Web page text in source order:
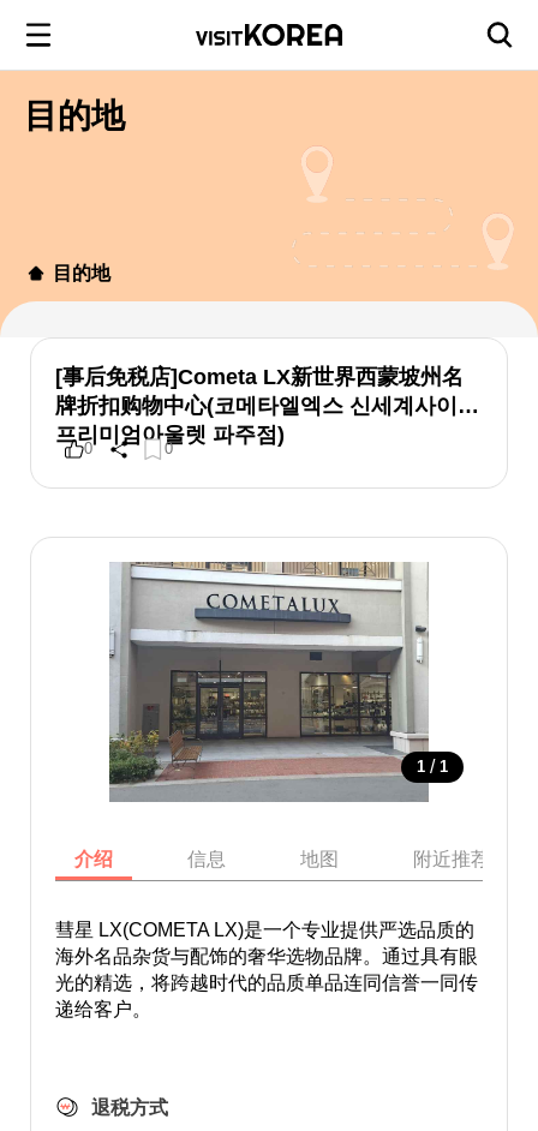
目的地
目的地
[事后免税店]Cometa LX新世界西蒙坡州名
牌折扣购物中心(코메타엘엑스 신세계사이먼
프리미엄아울렛 파주점)
0 0
1 / 1
介绍 信息 地图 附近推荐景点
彗星 LX(COMETA LX)是一个专业提供严选品质的
海外名品杂货与配饰的奢华选物品牌。通过具有眼
光的精选，将跨越时代的品质单品连同信誉一同传
递给客户。
退税方式